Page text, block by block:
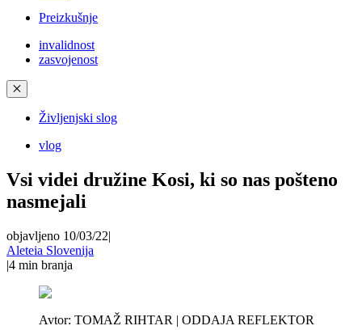
Preizkušnje
invalidnost
zasvojenost
✕
Življenjski slog
vlog
Vsi videi družine Kosi, ki so nas pošteno
nasmejali
objavljeno 10/03/22|
Aleteia Slovenija
|4 min branja
Avtor: TOMAŽ RIHTAR | ODDAJA REFLEKTOR